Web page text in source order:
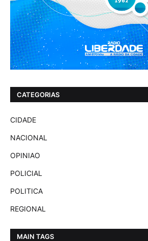
CATEGORIAS
CIDADE
NACIONAL
OPINIAO
POLICIAL
POLITICA
REGIONAL
MAIN TAGS